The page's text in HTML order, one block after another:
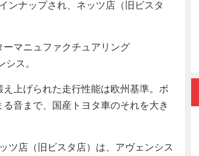
ンナップされ、ネッツ店（旧ビスタ
マニュファクチュアリング
ス。
上げられた走行性能は欧州基準。ボ
音まで、国産トヨタ車のそれを大き
店（旧ビスタ店）は、アヴェンシス